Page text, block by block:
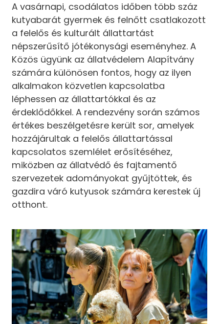
A vasárnapi, csodálatos időben több száz
kutyabarát gyermek és felnőtt csatlakozott
a felelős és kulturált állattartást
népszerűsítő jótékonysági eseményhez. A
Közös ügyünk az állatvédelem Alapítvány
számára különösen fontos, hogy az ilyen
alkalmakon közvetlen kapcsolatba
léphessen az állattartókkal és az
érdeklődőkkel. A rendezvény során számos
értékes beszélgetésre került sor, amelyek
hozzájárultak a felelős állattartással
kapcsolatos szemlélet erősítéséhez,
miközben az állatvédő és fajtamentő
szervezetek adományokat gyűjtöttek, és
gazdira váró kutyusok számára kerestek új
otthont.